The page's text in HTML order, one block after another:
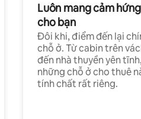
Luôn mang cảm
cho bạn
Đôi khi, điểm đến lại
chỗ ở. Từ cabin trên
đến nhà thuyền yên
những chỗ ở cho thuê
tính chất rất riêng.